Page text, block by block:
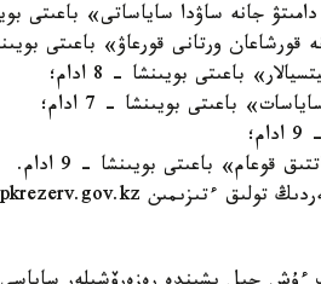
جانە ساۋدا ساياساتى» باعىتى بويىنشا
ورتانى قورعاۋ» باعىتى بويىنشا - 9
باعىتى بويىنشا - 8 ادام؛
باعىتى بويىنشا - 7 ادام؛
قوعام» باعىتى بويىنشا - 9 ادام.